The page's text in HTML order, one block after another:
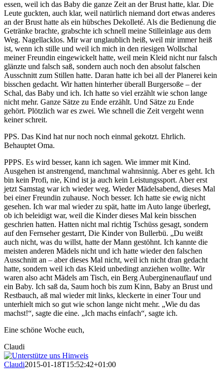
essen, weil ich das Baby die ganze Zeit an der Brust hatte, klar. Die
Leute guckten, auch klar, weil natürlich niemand dort etwas anderes
an der Brust hatte als ein hübsches Dekolleté. Als die Bedienung die
Getränke brachte, grabschte ich schnell meine Stilleinlage aus dem
Weg. Nagellacklos. Mir war unglaublich heiß, weil mir immer heiß
ist, wenn ich stille und weil ich mich in den riesigen Wollschal
meiner Freundin eingewickelt hatte, weil mein Kleid nicht nur falsch
glänzte und falsch saß, sondern auch noch den absolut falschen
Ausschnitt zum Stillen hatte. Daran hatte ich bei all der Planerei kein
bisschen gedacht. Wir hatten hinterher überall Burgersoße – der
Schal, das Baby und ich. Ich hatte so viel erzählt wie schon lange
nicht mehr. Ganze Sätze zu Ende erzählt. Und Sätze zu Ende
gehört. Plötzlich war es zwei. Wie schnell die Zeit vergeht wenn
keiner schreit.
PPS. Das Kind hat nur noch noch einmal gekotzt. Ehrlich.
Behauptet Oma.
PPPS. Es wird besser, kann ich sagen. Wie immer mit Kind.
Ausgehen ist anstrengend, manchmal wahnsinnig. Aber es geht. Ich
bin kein Profi, nie, Kind ist ja auch kein Leistungssport. Aber erst
jetzt Samstag war ich wieder weg. Wieder Mädelsabend, dieses Mal
bei einer Freundin zuhause. Noch besser. Ich hatte sie ewig nicht
gesehen. Ich war mal wieder zu spät, hatte im Auto lange überlegt,
ob ich beleidigt war, weil die Kinder dieses Mal kein bisschen
geschrien hatten. Hatten nicht mal richtig Tschüss gesagt, sondern
auf den Fernseher gestarrt, Die Kinder von Bullerbü. „Du weißt
auch nicht, was du willst, hatte der Mann gestöhnt. Ich kannte die
meisten anderen Mädels nicht und ich hatte wieder den falschen
Ausschnitt an – aber dieses Mal nicht, weil ich nicht dran gedacht
hatte, sondern weil ich das Kleid unbedingt anziehen wollte. Wir
waren also acht Mädels am Tisch, ein Berg Auberginenauflauf und
ein Baby. Ich saß da, Saum hoch bis zum Kinn, Baby an Brust und
Restbauch, aß mal wieder mit links, kleckerte in einer Tour und
unterhielt mich so gut wie schon lange nicht mehr. „Wie du das
machst!“, sagte die eine. „Ich machs einfach“, sagte ich.
Eine schöne Woche euch,
Claudi
Claudi2015-01-18T15:52:42+01:00